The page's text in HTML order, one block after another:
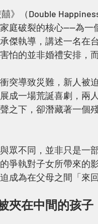
》（Double
庭破裂的核心——為一
傑執導，講述一名在
怕的並非婚禮安排，
突導致災難，新人被
成一場荒誕喜劇，兩
之下，卻潛藏著一個
與眾不同，並非只是
爭執對子女所帶來的
成為在父母之間「來
夾在中間的孩子